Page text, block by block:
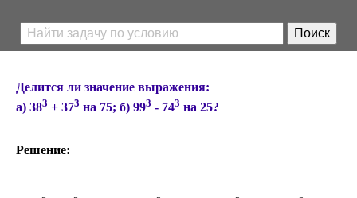
Делится ли значение выражения:
а) 383 + 373 на 75; б) 993 - 743 на 25?
Решение: